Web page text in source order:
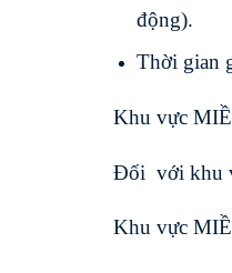
động).
Thời gian
Khu vực
Đối với khu
Khu vực